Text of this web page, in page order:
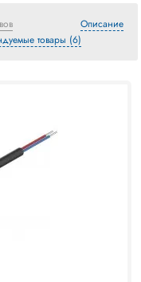
Описание
товары (6)